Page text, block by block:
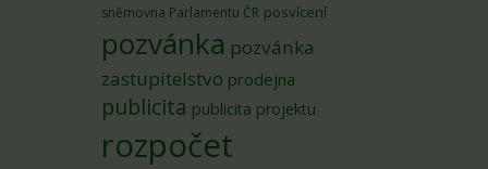
sněmovna Parlamentu ČR posvícení
pozvánka pozvánka
zastupitelstvo prodejna
publicita publicita projektu
rozpočet